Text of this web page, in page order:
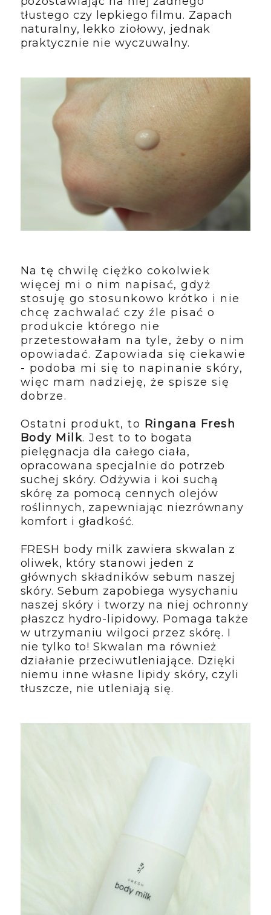
tłustego czy lepkiego filmu. Zapach
naturalny, lekko ziołowy, jednak
praktycznie nie wyczuwalny.
Na tę chwilę ciężko cokolwiek
więcej mi o nim napisać, gdyż
stosuję go stosunkowo krótko i nie
chcę zachwalać czy źle pisać o
produkcie którego nie
przetestowałam na tyle, żeby o nim
opowiadać. Zapowiada się ciekawie
- podoba mi się to napinanie skóry,
więc mam nadzieję, że spisze się
dobrze.
Ostatni produkt, to Ringana Fresh
Body Milk. Jest toto bogata
pielęgnacja dla całego ciała,
opracowana specjalnie do potrzeb
suchej skóry. Odżywia i koi suchą
skórę za pomocą cennych olejów
roślinnych, zapewniając niezrównany
komfort i gładkość.
FRESH body milk zawiera skwalan z
oliwek, który stanowi jeden z
głównych składników sebum naszej
skóry. Sebum zapobiega wysychaniu
naszej skóry i tworzy na niej ochronny
płaszcz hydro-lipidowy. Pomaga także
w utrzymaniu wilgoci przez skórę. I
nie tylko to! Skwalan ma również
działanie przeciwutleniające. Dzięki
niemu inne własne lipidy skóry, czyli
tłuszcze, nie utleniają się.